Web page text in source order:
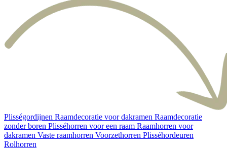
Plisségordijnen Raamdecoratie voor dakramen Raamdecoratie
zonder boren Plisséhorren voor een raam Raamhorren voor
dakramen Vaste raamhorren Voorzethorren Plisséhordeuren
Rolhorren